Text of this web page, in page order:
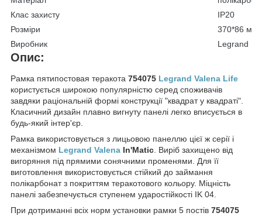
Клас захисту
IP20
Розміри
370*86 мм
Виробник
Legrand
Опис:
Рамка пятипостовая теракота 754075 Legrand Valena Life
користується широкою популярністю серед споживачів
завдяки раціональній формі конструкції "квадрат у квадраті".
Класичний дизайн плавно вигнуту панелі легко вписується в
будь-який інтер'єр.
Рамка використовується з лицьовою панеллю цієї ж серії і
механізмом Legrand Valena In'Matic . Виріб захищено від
вигоряння під прямими сонячними променями. Для її
виготовлення використовується стійкий до займання
полікарбонат з покриттям теракотового кольору. Міцність
панелі забезпечується ступенем ударостійкості IK 04.
При дотриманні всіх норм установки рамки 5 постів 754075